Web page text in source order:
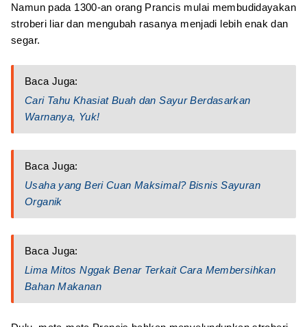
Namun pada 1300-an orang Prancis mulai membudidayakan
stroberi liar dan mengubah rasanya menjadi lebih enak dan
segar.
Baca Juga:
Cari Tahu Khasiat Buah dan Sayur Berdasarkan
Warnanya, Yuk!
Baca Juga:
Usaha yang Beri Cuan Maksimal? Bisnis Sayuran
Organik
Baca Juga:
Lima Mitos Nggak Benar Terkait Cara Membersihkan
Bahan Makanan